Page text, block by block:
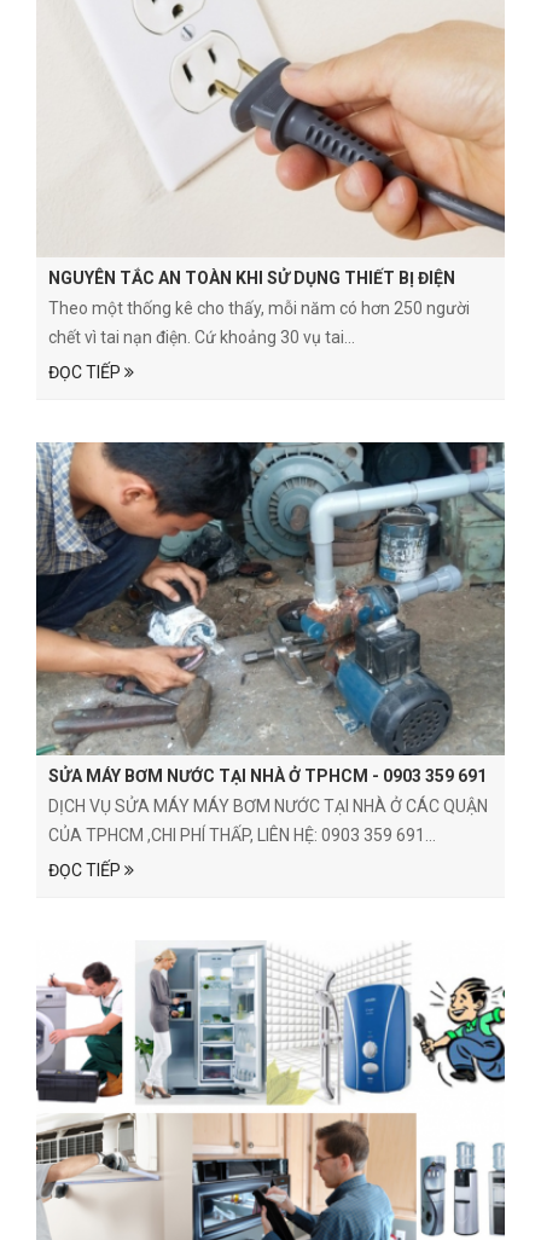
NGUYÊN TẮC AN TOÀN KHI SỬ DỤNG THIẾT BỊ ĐIỆN
Theo một thống kê cho thấy, mỗi năm có hơn 250 người
chết vì tai nạn điện. Cứ khoảng 30 vụ tai...
ĐỌC TIẾP
SỬA MÁY BƠM NƯỚC TẠI NHÀ Ở TPHCM - 0903 359 691
DỊCH VỤ SỬA MÁY MÁY BƠM NƯỚC TẠI NHÀ Ở CÁC QUẬN
CỦA TPHCM ,CHI PHÍ THẤP, LIÊN HỆ: 0903 359 691...
ĐỌC TIẾP